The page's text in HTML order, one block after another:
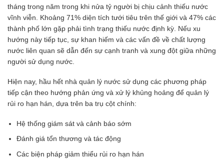
tháng trong năm trong khi nửa tỷ người bị chịu cảnh thiếu nước
vĩnh viễn. Khoảng 71% diện tích tưới tiêu trên thế giới và 47% các
thành phố lớn gặp phải tình trạng thiếu nước định kỳ. Nếu xu
hướng này tiếp tục, sự khan hiếm và các vấn đề về chất lượng
nước liên quan sẽ dẫn đến sự cạnh tranh và xung đột giữa những
người sử dụng nước.
Hiện nay, hầu hết nhà quản lý nước sử dụng các phương pháp
tiếp cận theo hướng phản ứng và xử lý khủng hoảng để quản lý
rủi ro hạn hán, dựa trên ba trụ cột chính:
Hệ thống giám sát và cảnh báo sớm
Đánh giá tổn thương và tác động
Các biện pháp giảm thiểu rủi ro hạn hán